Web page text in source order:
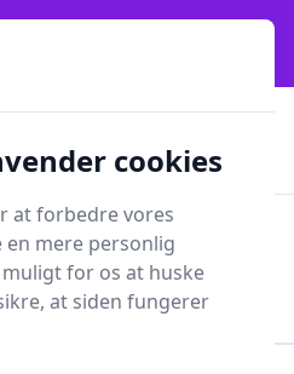
stil, trends og smarte fund
✨981 forskellige produkttyper
Online
cookies
at forbedre vores
en mere personlig
for os at huske
at siden fungerer